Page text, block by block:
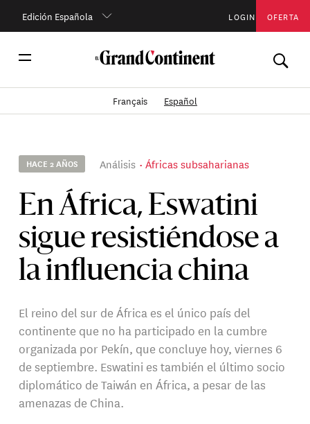
Edición Española LOGIN OFERTA
Français Español
HACE 2 AÑOS Análisis Áfricas subsaharianas
En África, Eswatini
sigue resistiéndose a
la influencia china
El reino del sur de África es el único país del
continente que no ha participado en la cumbre
organizada por Pekín, que concluye hoy, viernes 6
de septiembre. Eswatini es también el último socio
diplomático de Taiwán en África, a pesar de las
amenazas de China.